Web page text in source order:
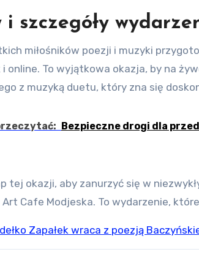
i szczegóły
miłośników poezji i muzyki
online. To wyjątkowa okazja, by na
z muzyką duetu, który zna się
Bezpieczne drogi dla
tej okazji, aby zanurzyć się w
Art Cafe Modjeska. To wydarzenie,
Zapałek wraca z poezją